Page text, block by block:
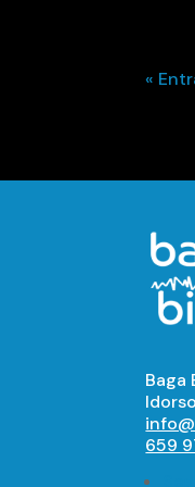
«
Baga
659